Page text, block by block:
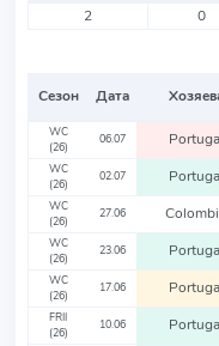
2
0
Сезон Дата
WC
(26)
06.07
WC
(26)
02.07
WC
(26)
27.06
WC
(26)
23.06
WC
(26)
17.06
FRII
(26)
10.06